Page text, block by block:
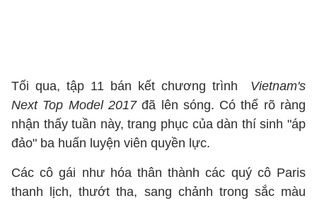
Tối qua, tập 11 bán kết chương trình Vietnam's
Next Top Model 2017đã lên sóng. Có thể rõ ràng
nhận thấy tuần này, trang phục của dàn thí sinh "áp
đảo" ba huấn luyện viên quyền lực.
Các cô gái như hóa thân thành các quý cô Paris
thanh lịch, thướt tha, sang chảnh trong sắc màu